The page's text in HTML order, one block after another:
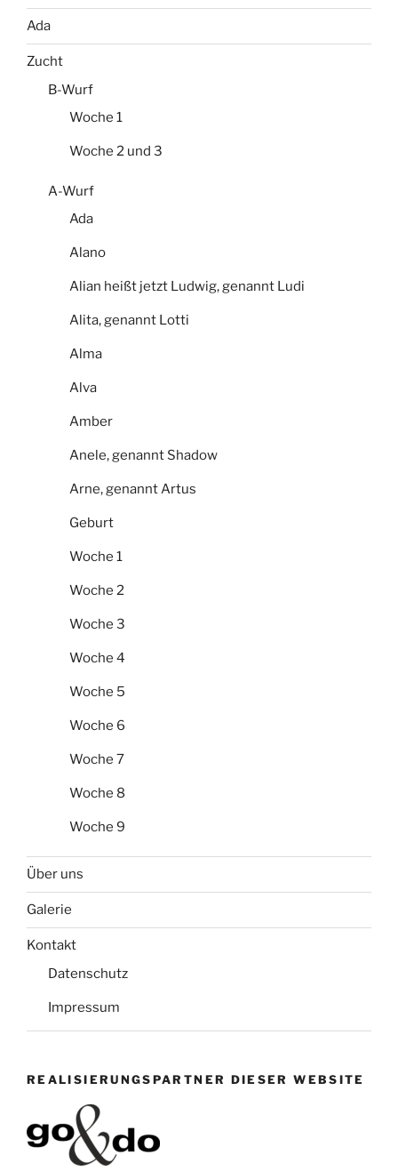
Ada
Zucht
B-Wurf
Woche 1
Woche 2 und 3
A-Wurf
Ada
Alano
Alian heißt jetzt Ludwig, genannt Ludi
Alita, genannt Lotti
Alma
Alva
Amber
Anele, genannt Shadow
Arne, genannt Artus
Geburt
Woche 1
Woche 2
Woche 3
Woche 4
Woche 5
Woche 6
Woche 7
Woche 8
Woche 9
Über uns
Galerie
Kontakt
Datenschutz
Impressum
REALISIERUNGSPARTNER DIESER WEBSITE